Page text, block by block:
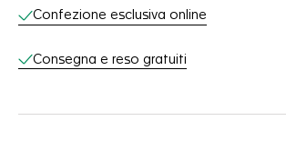
Confezione esclusiva online
Consegna e reso gratuiti